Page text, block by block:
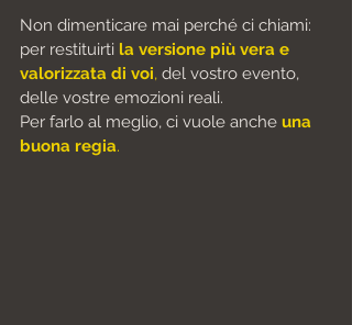
Non dimenticare mai perché ci chiami:
per restituirti la versione più vera e
valorizzata di voi, del vostro evento,
delle vostre emozioni reali.
Per farlo al meglio, ci vuole anche una
buona regia.